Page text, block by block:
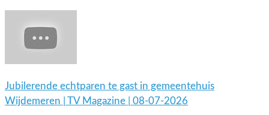
Jubilerende echtparen te gast in gemeentehuis
Wijdemeren | TV Magazine | 08-07-2026